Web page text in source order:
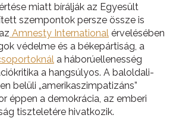
miatt bírálják az Egyesült
szempontok persze össze is
Amnesty International érvelésében
védelme és a békepártiság, a
a háborúellenesség
a hangsúlyos. A baloldali-
belüli „amerikaszimpatizáns”
éppen a demokrácia, az emberi
tiszteletére hivatkozik.